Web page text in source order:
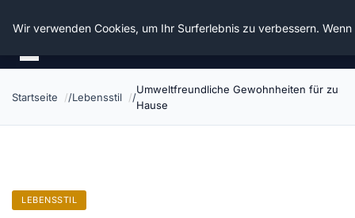
Die Schnitter
Startseite Lebensstil
Umweltfreundliche Gewohnheiten für zu
Hause
LEBENSSTIL
Wir verwenden Cookies, um Ihr Surferlebnis zu verbessern.